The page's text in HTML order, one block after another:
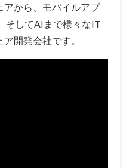
アから、モバイルアプ
そしてAIまで様々なIT
開発会社です。